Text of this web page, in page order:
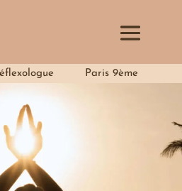
Paris 9ème